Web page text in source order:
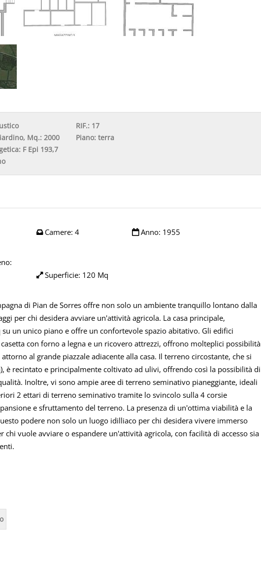
RIF.: 17
Mq.: 2000 Piano: terra
F Epi 193,7
Camere: 4 Anno: 1955
Superficie: 120 Mq
di Pian de Sorres offre non solo un ambiente tranquillo lontano dalla
per chi desidera avviare un'attività agricola. La casa principale,
un unico piano e offre un confortevole spazio abitativo. Gli edifici
con forno a legna e un ricovero attrezzi, offrono molteplici possibilità
al grande piazzale adiacente alla casa. Il terreno circostante, che si
è recintato e principalmente coltivato ad ulivi, offrendo così la possibilità di
Inoltre, vi sono ampie aree di terreno seminativo pianeggiante, ideali
2 ettari di terreno seminativo tramite lo svincolo sulla 4 corsie
e sfruttamento del terreno. La presenza di un'ottima viabilità e la
podere non solo un luogo idilliaco per chi desidera vivere immerso
vuole avviare o espandere un'attività agricola, con facilità di accesso sia